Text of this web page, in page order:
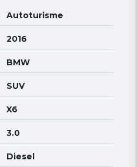
Autoturisme
2016
BMW
SUV
X6
3.0
Diesel